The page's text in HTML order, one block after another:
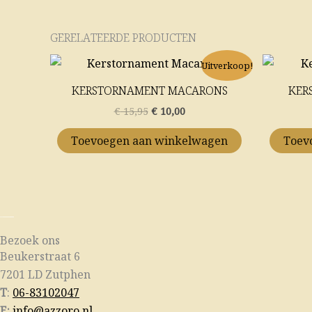
GERELATEERDE PRODUCTEN
Uitverkoop!
KERSTORNAMENT MACARONS
€15,95
Oorspronkelijke
prijs
was:
€ 15,95.
€10,00
Huidige
prijs
is:
€ 10,00.
Toevoegen aan winkelwagen
Bezoek ons
Beukerstraat 6
7201 LD Zutphen
T: 06-83102047